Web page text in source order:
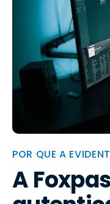
POR QUE A
A